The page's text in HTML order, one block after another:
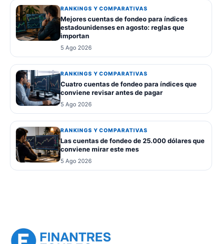
RANKINGS Y COMPARATIVAS
Mejores cuentas de fondeo para índices
estadounidenses en agosto: reglas que
importan
5 Ago 2026
RANKINGS Y COMPARATIVAS
Cuatro cuentas de fondeo para índices que
conviene revisar antes de pagar
5 Ago 2026
RANKINGS Y COMPARATIVAS
Las cuentas de fondeo de 25.000 dólares que
conviene mirar este mes
5 Ago 2026